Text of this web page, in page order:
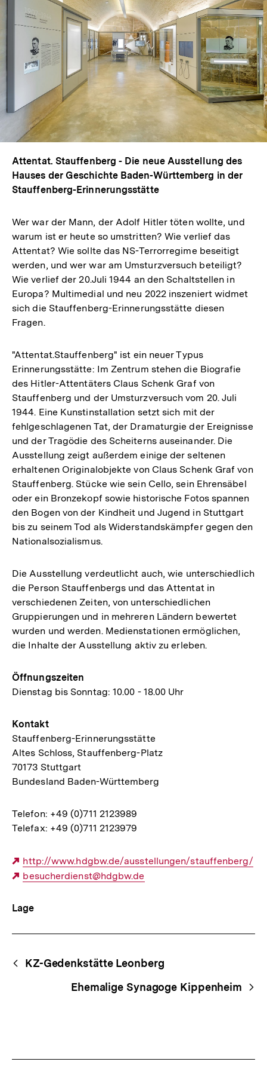
Attentat. Stauffenberg - Die neue Ausstellung des
Hauses der Geschichte Baden-Württemberg in der
Stauffenberg-Erinnerungsstätte
Wer war der Mann, der Adolf Hitler töten wollte, und
warum ist er heute so umstritten? Wie verlief das
Attentat? Wie sollte das NS-Terrorregime beseitigt
werden, und wer war am Umsturzversuch beteiligt?
Wie verlief der 20.Juli 1944 an den Schaltstellen in
Europa? Multimedial und neu 2022 inszeniert widmet
sich die Stauffenberg-Erinnerungsstätte diesen
Fragen.
"Attentat.Stauffenberg" ist ein neuer Typus
Erinnerungsstätte: Im Zentrum stehen die Biografie
des Hitler-Attentäters Claus Schenk Graf von
Stauffenberg und der Umsturzversuch vom 20. Juli
1944. Eine Kunstinstallation setzt sich mit der
fehlgeschlagenen Tat, der Dramaturgie der Ereignisse
und der Tragödie des Scheiterns auseinander. Die
Ausstellung zeigt außerdem einige der seltenen
erhaltenen Originalobjekte von Claus Schenk Graf von
Stauffenberg. Stücke wie sein Cello, sein Ehrensäbel
oder ein Bronzekopf sowie historische Fotos spannen
den Bogen von der Kindheit und Jugend in Stuttgart
bis zu seinem Tod als Widerstandskämpfer gegen den
Nationalsozialismus.
Die Ausstellung verdeutlicht auch, wie unterschiedlich
die Person Stauffenbergs und das Attentat in
verschiedenen Zeiten, von unterschiedlichen
Gruppierungen und in mehreren Ländern bewertet
wurden und werden. Medienstationen ermöglichen,
die Inhalte der Ausstellung aktiv zu erleben.
Öffnungszeiten
Dienstag bis Sonntag: 10.00 - 18.00 Uhr
Kontakt
Stauffenberg-Erinnerungsstätte
Altes Schloss, Stauffenberg-Platz
70173 Stuttgart
Bundesland Baden-Württemberg
Telefon: +49 (0)711 2123989
Telefax: +49 (0)711 2123979
Externer
Link:
http://www.hdgbw.de/ausstellungen/stauffenberg/
Externer
besucherdienst@hdgbw.de
Lage
Begriffsnavigation
Content-
Navigation
KZ-Gedenkstätte Leonberg
Ehemalige Synagoge Kippenheim